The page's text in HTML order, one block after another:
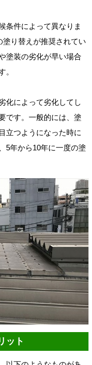
条件によって異なりま
り替えが推奨されてい
塗装の劣化が早い場合
。
化によって劣化してし
です。一般的には、塗
立つようになった時に
5年から10年に一度の塗
ット